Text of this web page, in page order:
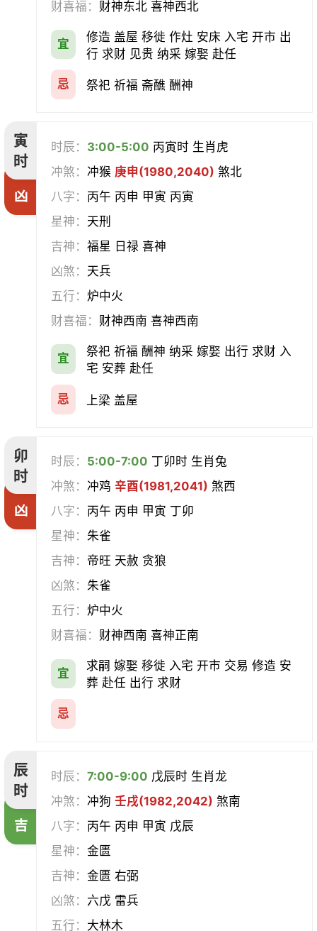
会亲友 伐木 架马 扫舍
入学
断蚁 归岫 修坟
破土 安葬 立碑
除服 移柩
修墓 塞穴
财喜福： 财神东北 喜神西北
宜
修造 盖屋 移徙 作灶 安床 入宅 开市 出
行 求财 见贵 纳采 嫁娶 赴任
忌 祭祀 祈福 斋醮 酬神
寅
时
凶
时辰： 3:00-5:00 丙寅时 生肖虎
冲煞：冲猴 庚申(1980,2040) 煞北
八字： 丙午 丙申 甲寅 丙寅
星神： 天刑
吉神：福星 日禄 喜神
凶煞： 天兵
五行： 炉中火
财喜福： 财神西南 喜神西南
宜
祭祀 祈福 酬神 纳采 嫁娶 出行 求财 入
宅 安葬 赴任
忌 上梁 盖屋
卯
时
凶
时辰： 5:00-7:00 丁卯时 生肖兔
冲煞：冲鸡辛酉(1981,2041) 煞西
八字： 丙午 丙申 甲寅 丁卯
星神：朱雀
吉神： 帝旺 天赦 贪狼
凶煞：朱雀
五行： 炉中火
财喜福： 财神西南 喜神正南
宜
求嗣 嫁娶 移徙 入宅 开市 交易 修造 安
葬 赴任 出行 求财
忌
辰
时
吉
时辰：7:00-9:00 戊辰时 生肖龙
冲煞：冲狗壬戌(1982,2042) 煞南
八字： 丙午 丙申 甲寅 戊辰
星神：金匮
吉神：金匮 右弼
凶煞： 六戊 雷兵
五行： 大林木